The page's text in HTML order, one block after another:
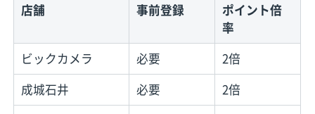
店舗 事前登録
ポイント倍
率
ビックカメラ
必要
2倍
成城石井
必要
2倍